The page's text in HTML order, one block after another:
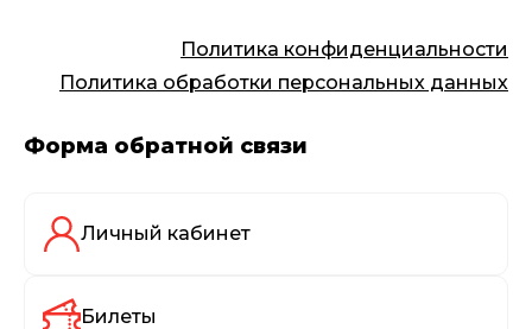
Политика конфиденциальности
Политика обработки персональных данных
Форма обратной связи
Личный кабинет
Билеты